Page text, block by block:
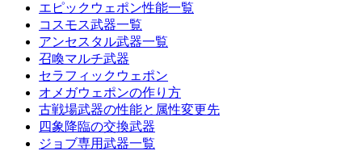
エピックウェポン性能一覧
コスモス武器一覧
アンセスタル武器一覧
召喚マルチ武器
セラフィックウェポン
オメガウェポンの作り方
古戦場武器の性能と属性変更先
四象降臨の交換武器
ジョブ専用武器一覧